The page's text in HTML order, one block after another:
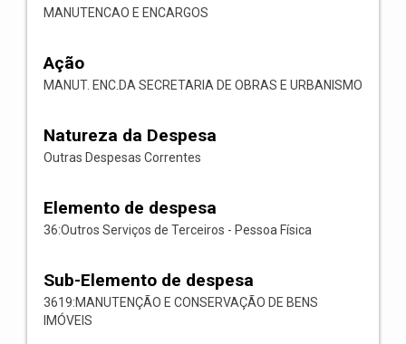
MANUTENCAO E ENCARGOS
Ação
MANUT. ENC.DA SECRETARIA DE OBRAS E URBANISMO
Natureza da Despesa
Outras Despesas Correntes
Elemento de despesa
36:Outros Serviços de Terceiros - Pessoa Física
Sub-Elemento de despesa
3619:MANUTENÇÃO E CONSERVAÇÃO DE BENS
IMÓVEIS